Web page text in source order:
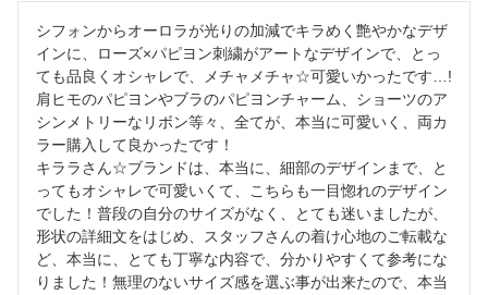
シフォンからオーロラが光りの加減でキラめく艶やかなデザ
インに、ローズ×パピヨン刺繍がアートなデザインで、とっ
ても品良くオシャレで、メチャメチャ☆可愛いかったです…!
肩ヒモのパピヨンやブラのパピヨンチャーム、ショーツのア
シンメトリーなリボン等々、全てが、本当に可愛いく、両カ
ラー購入して良かったです！
キララさん☆ブランドは、本当に、細部のデザインまで、と
ってもオシャレで可愛いくて、こちらも一目惚れのデザイン
でした！普段の自分のサイズがなく、とても迷いましたが、
形状の詳細文をはじめ、スタッフさんの着け心地のご転載な
ど、本当に、とても丁寧な内容で、分かりやすくて参考にな
りました！無理のないサイズ感を選ぶ事が出来たので、本当